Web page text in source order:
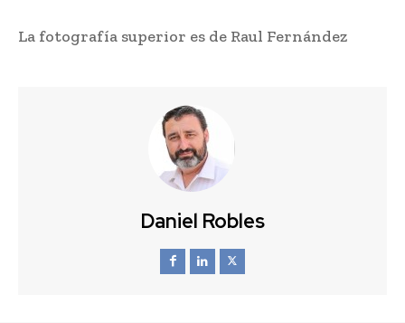
La fotografía superior es de Raul Fernández
Daniel Robles